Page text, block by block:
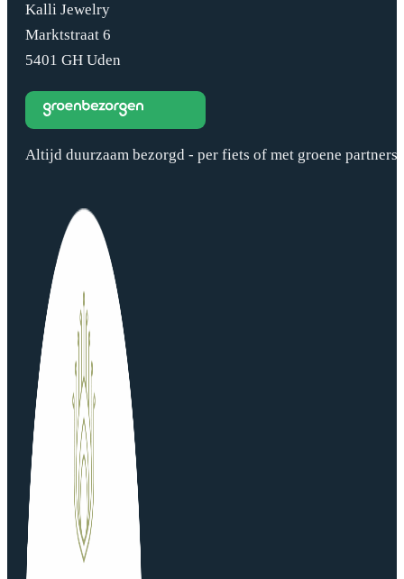
Kalli Jewelry
Marktstraat 6
5401 GH Uden
Altijd duurzaam bezorgd - per fiets of met groene partners